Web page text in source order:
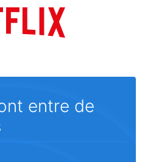
entre de